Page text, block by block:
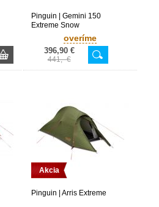
Pinguin | Gemini 150
Extreme Snow
overíme
396,90 €
441,- €
Akcia
Pinguin | Arris Extreme